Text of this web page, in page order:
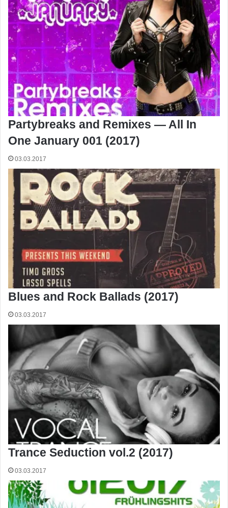
Partybreaks and Remixes — All In
One January 001 (2017)
03.03.2017
Blues and Rock Ballads (2017)
03.03.2017
Trance Seduction vol.2 (2017)
03.03.2017